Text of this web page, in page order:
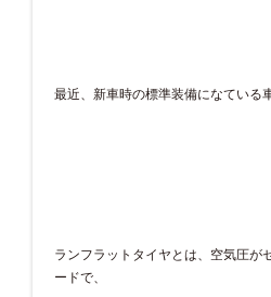
最近、新車時の標準装備になている
ランフラットタイヤとは、空気圧が
ードで、